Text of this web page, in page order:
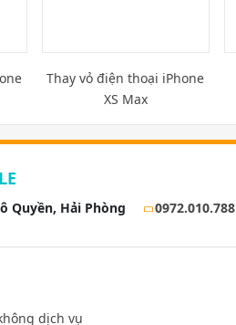
Thay vỏ điện thoại iPhone
XS Max
Quyền, Hải Phòng 0972.010.788
dịch vụ